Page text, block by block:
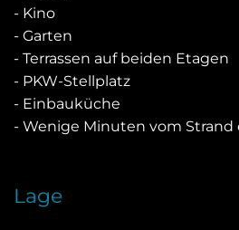
- Kino
- Garten
- Terrassen auf beiden Etagen
- PKW-Stellplatz
- Einbauküche
- Wenige Minuten vom
Lage